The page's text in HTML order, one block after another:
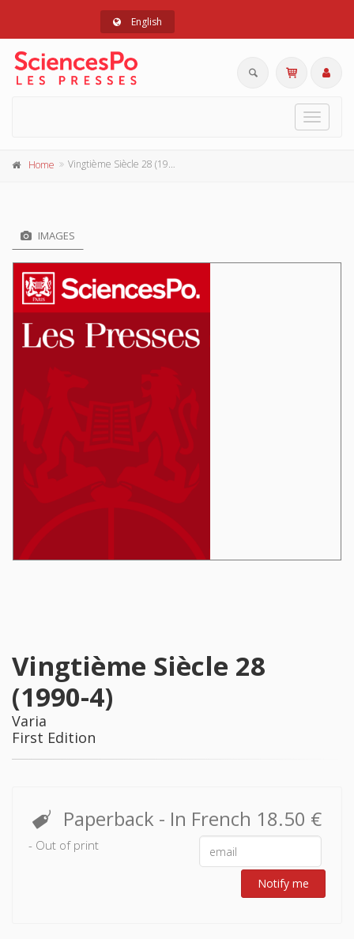
English
Toggle
Home Vingtième Siècle 28 (1990-4)
IMAGES
Vingtième Siècle 28
(1990-4)
Varia
First Edition
Paperback - In French 18.50 €
- Out of print
Notify me